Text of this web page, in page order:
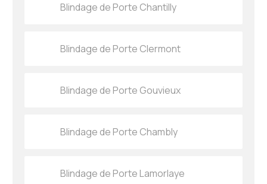
Blindage de Porte Chantilly
Blindage de Porte Clermont
Blindage de Porte Gouvieux
Blindage de Porte Chambly
Blindage de Porte Lamorlaye